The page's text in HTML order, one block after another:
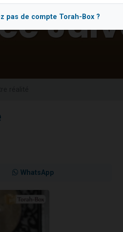
sur Zoom
WhatsApp
pas de compte Torah-Box ?